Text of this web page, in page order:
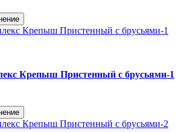
Крепыш Пристенный с брусьями-1